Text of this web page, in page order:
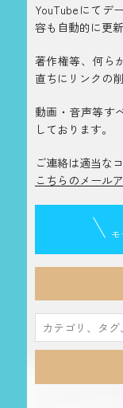
YouTubeにてデ
容も自動的に更
著作権等、何ら
直ちにリンクの
動画・音声等す
しております。
ご連絡は適当な
こちらのメール
検
索: